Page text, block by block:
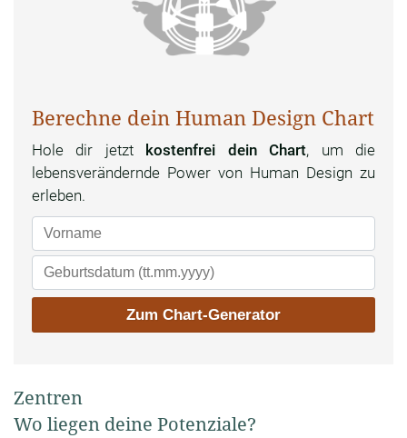
Berechne dein Human Design Chart
Hole dir jetzt kostenfrei dein Chart, um die
lebensverändernde Power von Human Design zu
erleben.
Zentren
Wo liegen deine Potenziale?